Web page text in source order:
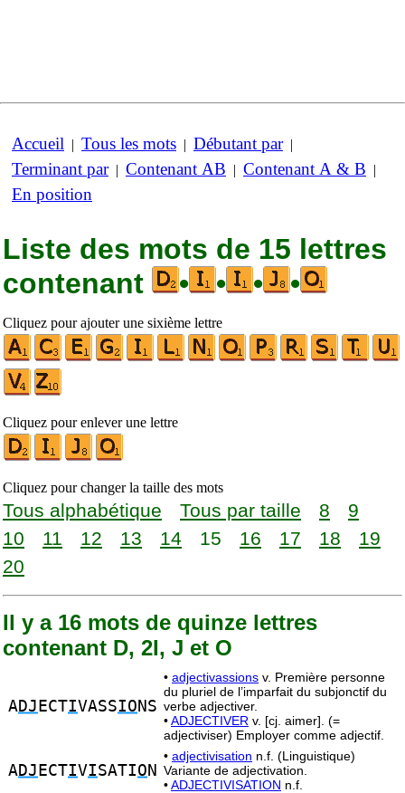
Accueil | Tous les mots | Débutant par|
Terminant par| Contenant AB | Contenant A & B |
En position
Liste des mots de 15 lettres
contenant
• • • •
Cliquez pour ajouter une sixième lettre
Cliquez pour enlever une lettre
Cliquez pour changer la taille des mots
Tous alphabétique Tous par taille 8
9
10
11 12 13 14 15 16 17 18
19
20
Il y a 16 mots de quinze lettres
contenant D, 2I, J et O
ADJ ECTIVASSIO NS
• adjectivassions v. Première personne
du pluriel de l’imparfait du subjonctif du
verbe adjectiver.
•ADJECTIVER v. [cj. aimer]. (=
adjectiviser) Employer comme adjectif.
ADJ ECTIVISATIO N
• adjectivisation n.f. (Linguistique)
Variante de adjectivation.
•ADJECTIVISATION n.f.